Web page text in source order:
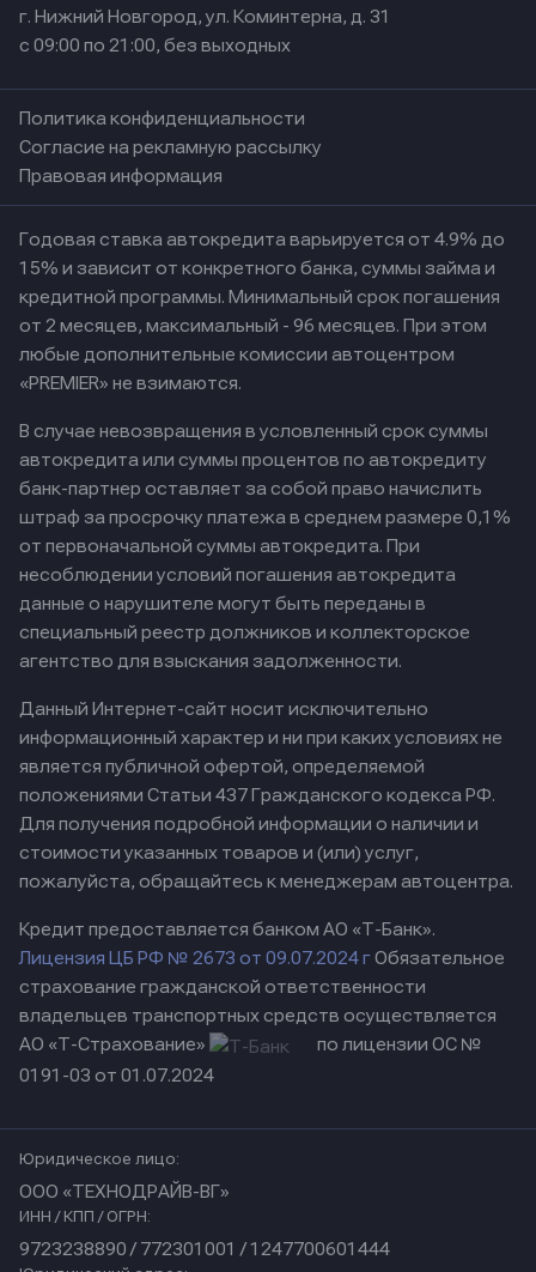
г. Нижний Новгород, ул. Коминтерна, д. 31
с 09:00 по 21:00, без выходных
Политика конфиденциальности
Согласие на рекламную рассылку
Правовая информация
Годовая ставка автокредита варьируется от 4.9% до
15% и зависит от конкретного банка, суммы займа и
кредитной программы. Минимальный срок погашения
от 2 месяцев, максимальный - 96 месяцев. При этом
любые дополнительные комиссии автоцентром
«PREMIER» не взимаются.
В случае невозвращения в условленный срок суммы
автокредита или суммы процентов по автокредиту
банк-партнер оставляет за собой право начислить
штраф за просрочку платежа в среднем размере 0,1%
от первоначальной суммы автокредита. При
несоблюдении условий погашения автокредита
данные о нарушителе могут быть переданы в
специальный реестр должников и коллекторское
агентство для взыскания задолженности.
Данный Интернет-сайт носит исключительно
информационный характер и ни при каких условиях не
является публичной офертой, определяемой
положениями Статьи 437 Гражданского кодекса РФ.
Для получения подробной информации о наличии и
стоимости указанных товаров и (или) услуг,
пожалуйста, обращайтесь к менеджерам автоцентра.
Кредит предоставляется банком АО «Т-Банк».
Лицензия ЦБ РФ № 2673 от 09.07.2024 гОбязательное
страхование гражданской ответственности
владельцев транспортных средств осуществляется
АО «Т-Страхование»
по лицензии ОС №
0191-03 от 01.07.2024
Юридическое лицо:
ООО «ТЕХНОДРАЙВ-ВГ»
ИНН / КПП / ОГРН:
9723238890 / 772301001 / 1247700601444